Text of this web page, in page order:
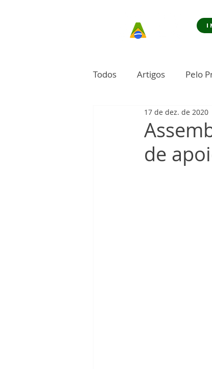
Todos Artigos Pelo
de
17 de dez. de 2020